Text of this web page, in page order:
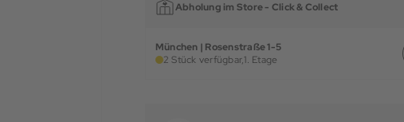
Abholung im Store - Click & Collect
München | Rosenstraße 1-5
2 Stück verfügbar,1. Etage